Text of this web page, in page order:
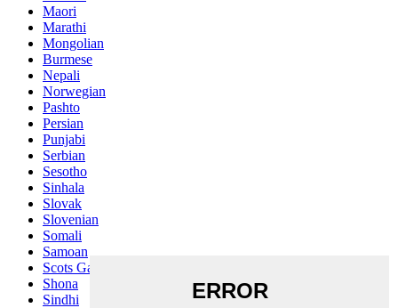
Maori
Marathi
Mongolian
Burmese
Nepali
Norwegian
Pashto
Persian
Punjabi
Serbian
Sesotho
Sinhala
Slovak
Slovenian
Somali
Samoan
Scots Gaelic
Shona
Sindhi